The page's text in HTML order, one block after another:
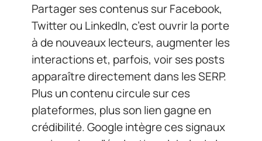
Partager ses contenus sur Facebook,
Twitter ou LinkedIn, c’est ouvrir la porte
à de nouveaux lecteurs, augmenter les
interactions et, parfois, voir ses posts
apparaître directement dans les SERP.
Plus un contenu circule sur ces
plateformes, plus son lien gagne en
crédibilité. Google intègre ces signaux